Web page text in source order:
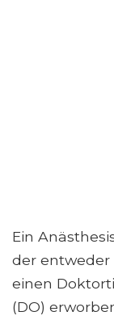
Ein
der entweder
einen
(DO)